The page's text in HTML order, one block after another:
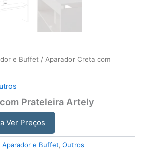
e Buffet / Aparador Creta com
Prateleira Artely
Ver Preços
Aparador e Buffet, Outros